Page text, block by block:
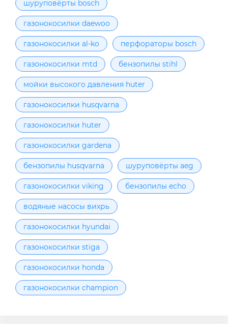
шуруповёрты bosch
газонокосилки daewoo
газонокосилки al-ko перфораторы bosch
газонокосилки mtd бензопилы stihl
мойки высокого давления huter
газонокосилки husqvarna
газонокосилки huter
газонокосилки gardena
бензопилы husqvarna шуруповёрты aeg
газонокосилки viking бензопилы echo
водяные насосы вихрь
газонокосилки hyundai
газонокосилки stiga
газонокосилки honda
газонокосилки champion